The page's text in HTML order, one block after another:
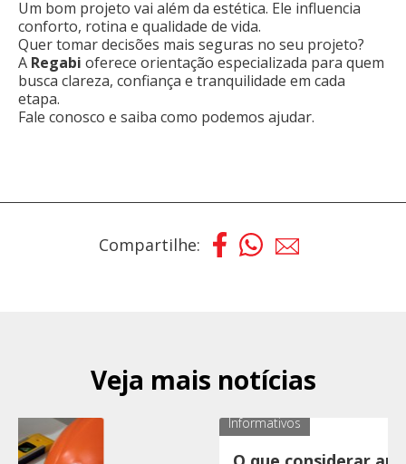
Um bom projeto vai além da estética. Ele influencia
conforto, rotina e qualidade de vida.
Quer tomar decisões mais seguras no seu projeto?
A Regabi oferece orientação especializada para quem
busca clareza, confiança e tranquilidade em cada
etapa.
Fale conosco e saiba como podemos ajudar.
Compartilhe:
Veja mais notícias
Informativos